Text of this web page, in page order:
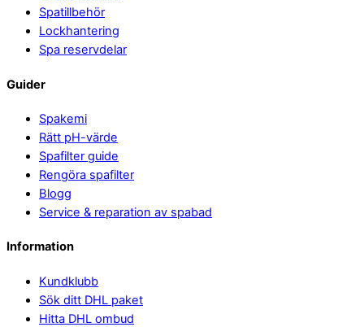
Spatillbehör
Lockhantering
Spa reservdelar
Guider
Spakemi
Rätt pH-värde
Spafilter guide
Rengöra spafilter
Blogg
Service & reparation av spabad
Information
Kundklubb
Sök ditt DHL paket
Hitta DHL ombud